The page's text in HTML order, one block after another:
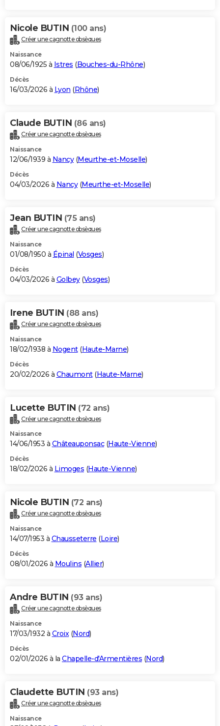
Nicole BUTIN (100 ans)
Créer une cagnotte obsèques
Naissance
08/06/1925 à Istres (Bouches-du-Rhône)
Décès
16/03/2026 à Lyon (Rhône)
Claude BUTIN (86 ans)
Créer une cagnotte obsèques
Naissance
12/06/1939 à Nancy(Meurthe-et-Moselle)
Décès
04/03/2026 à Nancy(Meurthe-et-Moselle)
Jean BUTIN (75 ans)
Créer une cagnotte obsèques
Naissance
01/08/1950 à Épinal (Vosges)
Décès
04/03/2026 à Golbey(Vosges)
Irene BUTIN (88 ans)
Créer une cagnotte obsèques
Naissance
18/02/1938 à Nogent(Haute-Marne)
Décès
20/02/2026 à Chaumont(Haute-Marne)
Lucette BUTIN (72 ans)
Créer une cagnotte obsèques
Naissance
14/06/1953 à Châteauponsac(Haute-Vienne)
Décès
18/02/2026 à Limoges (Haute-Vienne)
Nicole BUTIN (72 ans)
Créer une cagnotte obsèques
Naissance
14/07/1953 à Chausseterre (Loire)
Décès
08/01/2026 à Moulins (Allier)
Andre BUTIN (93 ans)
Créer une cagnotte obsèques
Naissance
17/03/1932 à Croix(Nord)
Décès
02/01/2026 à la Chapelle-d'Armentières (Nord)
Claudette BUTIN (93 ans)
Créer une cagnotte obsèques
Naissance